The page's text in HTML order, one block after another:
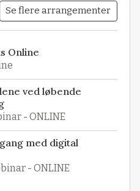
Se flere arrangementer
Online
ved løbende
- ONLINE
med digital
- ONLINE